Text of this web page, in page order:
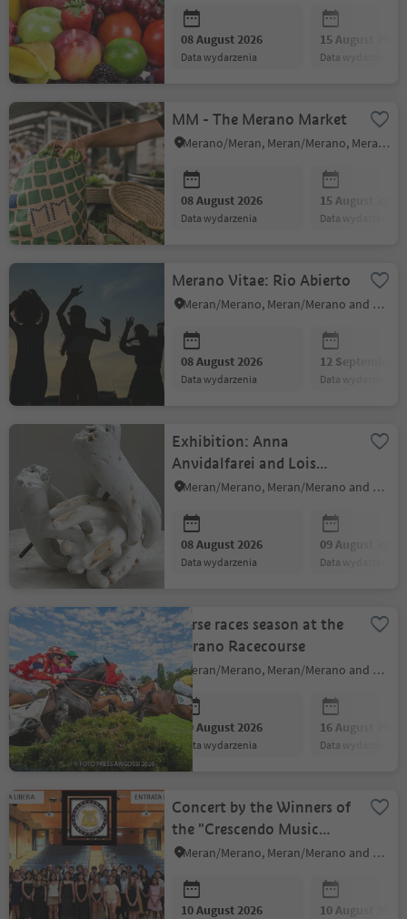
08 August 2026
data wydarzenia
15 August 2026
data wydarzenia
MM - The Merano Market
Merano/Meran, Meran/Merano, Meran/Merano and environs
08 August 2026
data wydarzenia
15 August 2026
data wydarzenia
Merano Vitae: Rio Abierto
Meran/Merano, Meran/Merano and environs
08 August 2026
data wydarzenia
12 September
data wydarzenia
Exhibition: Anna
Anvidalfarei and Lois
Anvidalfarei
Meran/Merano, Meran/Merano and environs
08 August 2026
data wydarzenia
09 August 2026
data wydarzenia
Horse races season at the
Merano Racecourse
Meran/Merano, Meran/Merano and environs
09 August 2026
data wydarzenia
16 August 2026
data wydarzenia
Concert by the Winners of
the "Crescendo Music
Competition"
Meran/Merano, Meran/Merano and environs
10 August 2026 10 August 2026